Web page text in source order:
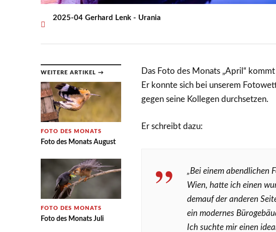
2025-04 Gerhard Lenk - Urania
WEITERE ARTIKEL →
FOTO DES MONATS
Foto des Monats August
FOTO DES MONATS
Foto des Monats Juli
Das Foto des Monats „April“
Er konnte sich bei unserem
gegen seine Kollegen durchsetzen.
Er schreibt dazu:
„Bei einem abendlichen
Wien, hatte ich einen
demauf der anderen
ein modernes
Ich suchte mir einen